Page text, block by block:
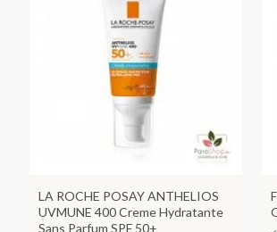
LA ROCHE POSAY ANTHELIOS
UVMUNE 400 Creme Hydratante
Sans Parfum SPF 50+